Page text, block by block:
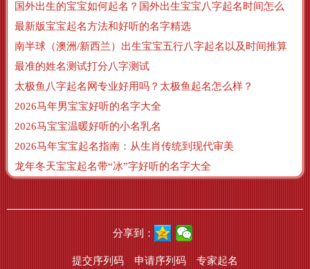
最新版宝宝起名方法和好听的名字精选
南半球（澳洲/新西兰）出生宝宝五行八字起名以及时间推算
最准的姓名测试打分八字测试
太极鱼八字起名网专业好用吗？太极鱼起名怎么样？
2026马年男宝宝好听的名字大全
2026马宝宝温暖好听的小名乳名
2026马年宝宝起名指南：从生肖传统到现代审美
龙年冬天宝宝起名带“冰”字好听的名字大全
分享到：
提交序列码 申请序列码 专家起名